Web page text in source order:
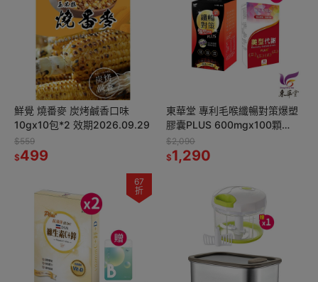
鮮覺 燒番麥 炭烤鹹香口味
10gx10包*2 效期2026.09.29
$559
$499
東華堂 專利毛喉纖暢對策爆塑
膠囊PLUS 600mgx100顆
*1【贈】sunVenus美型代謝錠
Plus*2
$2,090
$1,290
67
折